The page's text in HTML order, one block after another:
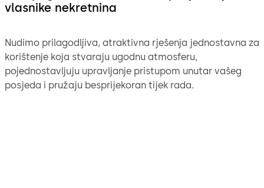
vlasnike nekretnina
Nudimo prilagodljiva, atraktivna rješenja jednostavna za
korištenje koja stvaraju ugodnu atmosferu,
pojednostavljuju upravljanje pristupom unutar vašeg
posjeda i pružaju besprijekoran tijek rada.